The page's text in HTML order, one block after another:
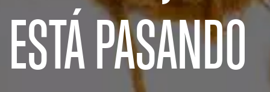
ESTÁ PASANDO